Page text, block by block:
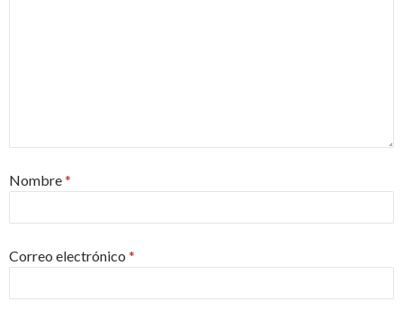
Nombre*
Correo electrónico *